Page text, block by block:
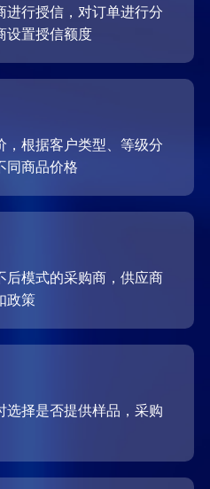
进行授信，对订单进行分
设置授信额度
，根据客户类型、等级分
同商品价格
后模式的采购商，供应商
政策
选择是否提供样品，采购